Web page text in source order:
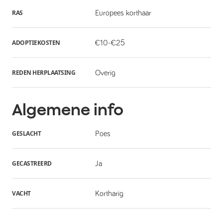
RAS Europees korthaar
ADOPTIEKOSTEN €10-€25
REDEN HERPLAATSING Overig
Algemene info
GESLACHT Poes
GECASTREERD Ja
VACHT Kortharig